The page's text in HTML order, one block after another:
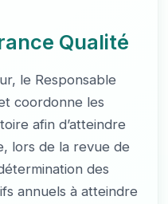
Qualité
le Responsable
coordonne les
afin d’atteindre
lors de la revue de
des
annuels à atteindre